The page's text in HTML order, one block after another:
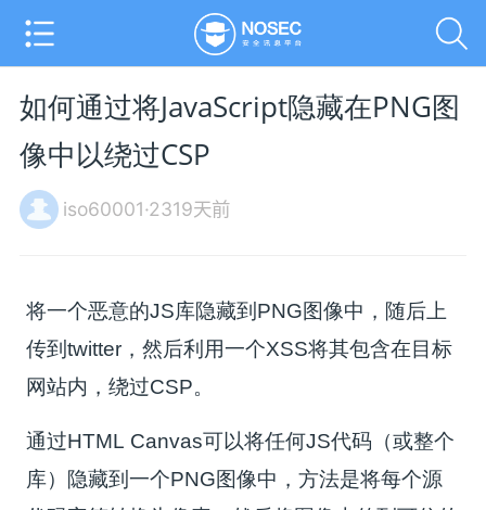
如何通过将JavaScript隐藏在PNG图
像中以绕过CSP
iso60001·2319天前
将一个恶意的JS库隐藏到PNG图像中，随后上
传到twitter，然后利用一个XSS将其包含在目标
网站内，绕过CSP。
通过HTML Canvas可以将任何JS代码（或整个
库）隐藏到一个PNG图像中，方法是将每个源